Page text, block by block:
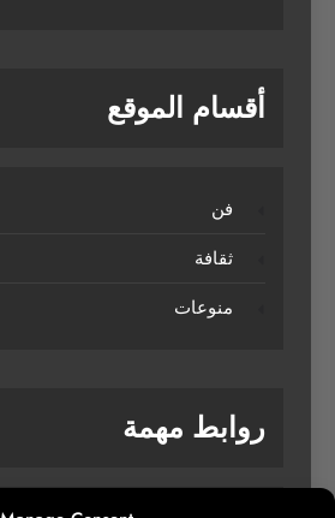
أقسام الموقع
فن
ثقافة
منوعات
روابط مهمة